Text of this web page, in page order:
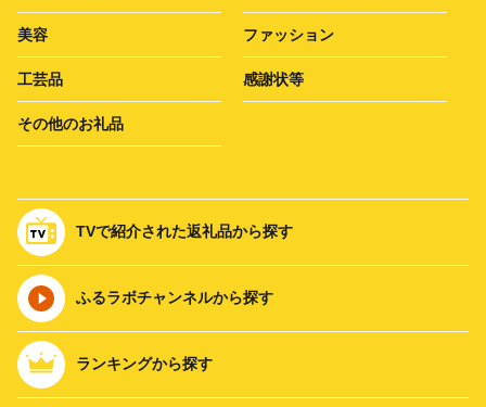
美容 ファッション
工芸品 感謝状等
その他のお礼品
TVで紹介された返礼品から探す
ふるラボチャンネルから探す
ランキングから探す